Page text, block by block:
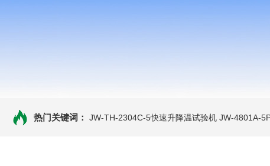
热门关键词： JW-TH-2304C-5快速升降温试验机 JW-4801A-